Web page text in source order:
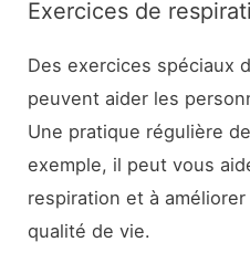
Exercices de
Des exercices spéciaux
peuvent aider les
Une pratique régulière
exemple, il peut vous
respiration et à
qualité de vie.